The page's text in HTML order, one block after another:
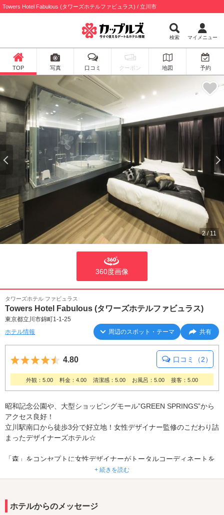
Towers Hotel Fabulous (タワーズホテルファビュラス) / 立川市
検索 マイメニュー
TOP 写真 口コミ クーポン 地図 予約
2/ 11
360度画像
タワーズホテル ファビュラス
Towers Hotel Fabulous (タワーズホテルファビュラス)
東京都立川市錦町1-1-25
ホテル情報
周辺のスポット・テーマ 共有
5つ星のうち4.5
4.80 口コミ（2）
外観：5.00 料金：4.00 清潔感：5.00 お風呂：5.00 接客：5.00
昭和記念公園や、大型ショッピングモール”GREEN SPRINGS”から
アクセス良好！
立川駅南口から徒歩3分で好立地！女性デザイナー監修のこだわり詰
まったデザイナーズホテル☆
「森」をコンセプトに女性デザイナーがトータルコーディネートを
務めたお部屋は、なんと、全40室！すべてデザインが全て異なりま
す。
大切な方との有意義なひと時はもちろん、ビジネス利用や観光の拠
+ 続きを読む
ホテルからのメッセージ